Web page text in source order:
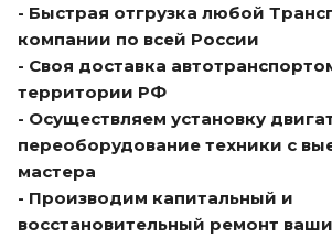
- Быстрая отгрузка любой
компании по всей России
- Своя доставка
территории РФ
- Осуществляем установку
переоборудование техники с
мастера
- Производим капитальный и
восстановительный ремонт